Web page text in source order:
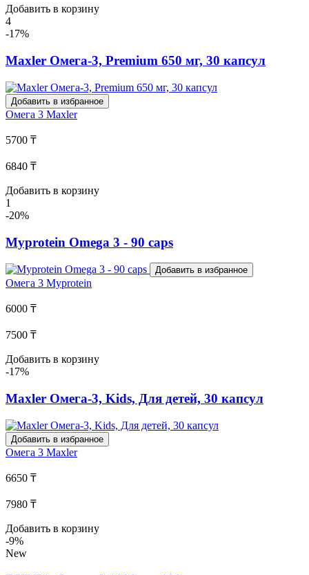
Добавить в корзину
4
-17%
Maxler Омега-3, Premium 650 мг, 30 капсул
Добавить в избранное
Омега 3 Maxler
5700 ₸
6840 ₸
Добавить в корзину
1
-20%
Myprotein Omega 3 - 90 caps
Добавить в избранное
Омега 3 Myprotein
6000 ₸
7500 ₸
Добавить в корзину
-17%
Maxler Омега-3, Kids, Для детей, 30 капсул
Добавить в избранное
Омега 3 Maxler
6650 ₸
7980 ₸
Добавить в корзину
-9%
New